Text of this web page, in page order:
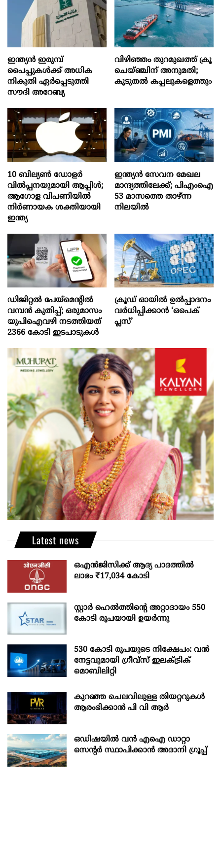
ഇന്ത്യൻ ഇരുമ്പ്
പൈപ്പുകൾക്ക് അധിക
നികുതി ഏർപ്പെടുത്തി
സൗദി അറേബ്യ
വിഴിഞ്ഞം തുറമുഖത്ത് ക്രൂ
ചെയ്ഞ്ചിന് അനുമതി;
കൂടുതൽ കപ്പലുകളെത്തും
10 ബില്യൺ ഡോളർ
വിൽപ്പനയുമായി ആപ്പിൾ;
ആഗോള വിപണിയിൽ
നിർണായക ശക്തിയായി
ഇന്ത്യ
ഇന്ത്യൻ സേവന മേഖല
മാന്ദ്യത്തിലേക്ക്; പിഎംഐ
53 മാസത്തെ താഴ്ന്ന
നിലയില്‍
ഡിജിറ്റല്‍ പേയ്‌മെന്റില്‍
വമ്പന്‍ കുതിപ്പ്; ഒരുമാസം
യുപിഐവഴി നടത്തിയത്
2366 കോടി ഇടപാടുകള്‍
ക്രൂഡ് ഓയിൽ ഉൽപ്പാദനം
വർധിപ്പിക്കാൻ ‘ഒപെക്
പ്ലസ്’
Latest news
ഒഎന്‍ജിസിക്ക് ആദ്യ പാദത്തില്‍
ലാഭം ₹17,034 കോടി
സ്റ്റാർ ഹെൽത്തിന്റെ അറ്റാദായം 550
കോടി രൂപയായി ഉയർന്നു
530 കോടി രൂപയുടെ നിക്ഷേപം: വൻ
നേട്ടവുമായി ഗ്രീവ്സ് ഇലക്ട്രിക്
മൊബിലിറ്റി
കുറഞ്ഞ ചെലവിലുള്ള തിയറ്ററുകൾ
ആരംഭിക്കാൻ പി വി ആർ
ഒഡിഷയില്‍ വന്‍ എഐ ഡാറ്റാ
സെന്റര്‍ സ്ഥാപിക്കാന്‍ അദാനി ഗ്രൂപ്പ്